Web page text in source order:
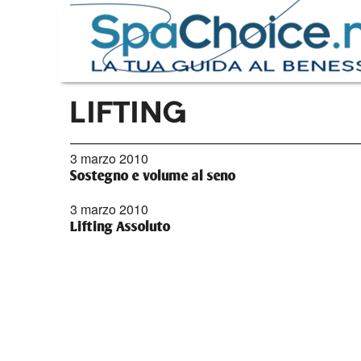
LIFTING
3 marzo 2010
Sostegno e volume al seno
3 marzo 2010
Lifting Assoluto